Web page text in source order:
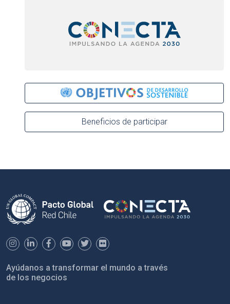
Beneficios de participar
Ayúdanos a transformar el mundo a través
de los negocios